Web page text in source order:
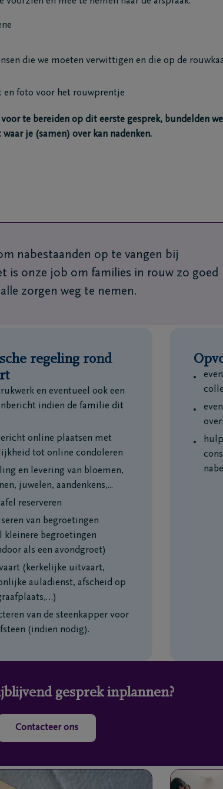
die we moeten verwittigen en die op de
en foto voor het rouwprentje
te bereiden op dit eerste gesprek, bundelden
je (samen) over kan nadenken.
nabestaanden op te vangen bij
is onze job om families in rouw zo goed
zorgen weg te nemen.
regeling rond
en eventueel ook een
indien de familie dit
online plaatsen met
tot online condoleren
en levering van bloemen,
juwelen, aandenkens,...
reserveren
van begroetingen
kleinere begroetingen
als een avondgroet)
(kerkelijke uitvaart,
auladienst, afscheid op
van de steenkapper voor
(indien nodig).
gesprek inplannen?
Contacteer ons